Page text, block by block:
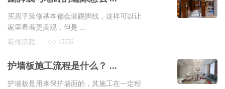
买房子装修基本都会装踢脚线，这样可以让
家里看着更美观，但是 ...
装修流程
15556
护墙板施工流程是什么？ ...
护墙板是用来保护墙面的，其施工在一定程